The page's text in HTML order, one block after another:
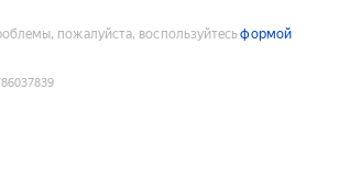
пожалуйста, воспользуйтесьформой